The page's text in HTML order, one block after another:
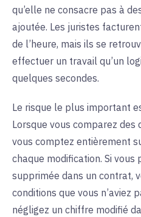
qu’elle ne consacre pas à
ajoutée. Les juristes
de l’heure, mais ils se
effectuer un travail qu’un
quelques secondes.
Le risque le plus important
Lorsque vous comparez
vous comptez entièrement
chaque modification. Si vous
supprimée dans un contrat,
conditions que vous n’aviez
négligez un chiffre modifié